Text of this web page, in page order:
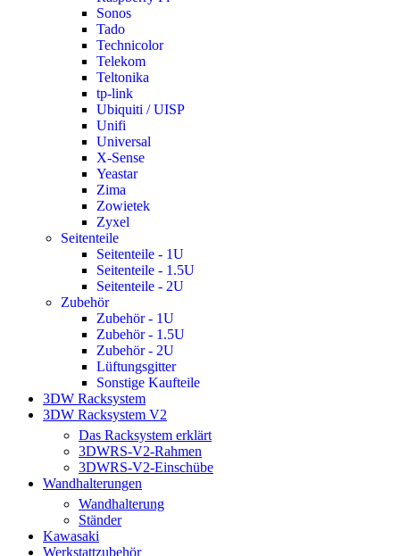
Sonos
Tado
Technicolor
Telekom
Teltonika
tp-link
Ubiquiti / UISP
Unifi
Universal
X-Sense
Yeastar
Zima
Zowietek
Zyxel
Seitenteile
Seitenteile - 1U
Seitenteile - 1.5U
Seitenteile - 2U
Zubehör
Zubehör - 1U
Zubehör - 1.5U
Zubehör - 2U
Lüftungsgitter
Sonstige Kaufteile
3DW Racksystem
3DW Racksystem V2
Das Racksystem erklärt
3DWRS-V2-Rahmen
3DWRS-V2-Einschübe
Wandhalterungen
Wandhalterung
Ständer
Kawasaki
Werkstattzubehör